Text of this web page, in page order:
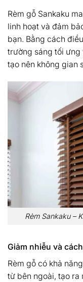
Rèm gỗ Sankaku
linh hoạt và đảm
bạn. Bằng cách
trường sáng tối ưng
tạo nên không gian
Rèm Sankaku –
Giảm nhiễu và
Rèm gỗ có khả
từ bên ngoài, tạo ra